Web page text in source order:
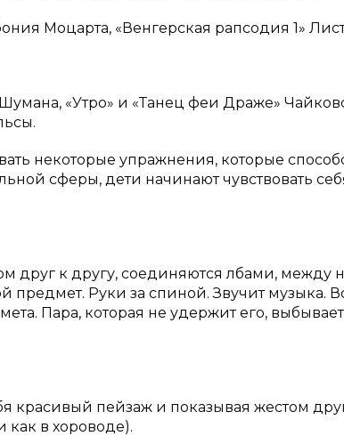
Моцарта, «Венгерская рапсодия 1»
«Утро» и «Танец феи Драже»
некоторые упражнения, которые
сферы, дети начинают чувствовать
друг к другу, соединяются лбами, между
предмет. Руки за спиной. Звучит музыка.
Пара, которая не удержит его,
красивый пейзаж и показывая жестом
в хороводе).